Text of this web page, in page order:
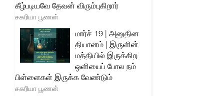
கீழ்படியவே தேவன் விரும்புகிறார்
சகரியா பூணன்
மார்ச் 19 | அனுதின
தியானம் | இருளின்
மத்தியில் இருக்கிற
ஒளியைப் போல நம்
பிள்ளைகள் இருக்க வேண்டும்
சகரியா பூணன்